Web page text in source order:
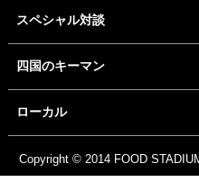
スペシャル対談
四国のキーマン
ローカル
Copyright © 2014 FOOD